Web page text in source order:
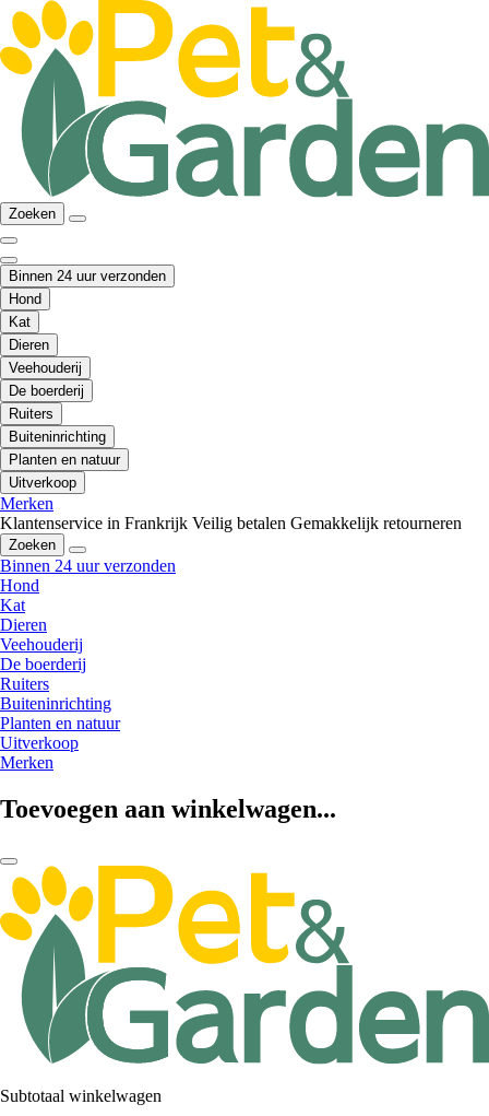
Zoeken
Binnen 24 uur verzonden
Hond
Kat
Dieren
Veehouderij
De boerderij
Ruiters
Buiteninrichting
Planten en natuur
Uitverkoop
Merken
Klantenservice in Frankrijk Veilig betalen Gemakkelijk retourneren
Zoeken
Binnen 24 uur verzonden
Hond
Kat
Dieren
Veehouderij
De boerderij
Ruiters
Buiteninrichting
Planten en natuur
Uitverkoop
Merken
Toevoegen aan winkelwagen...
Subtotaal winkelwagen